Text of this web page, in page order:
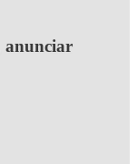
anunciar